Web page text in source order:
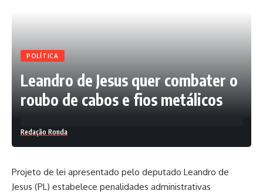
POLÍTICA
Leandro de Jesus quer combater o
roubo de cabos e fios metálicos
Redação Ronda
Projeto de lei apresentado pelo deputado Leandro de
Jesus (PL) estabelece penalidades administrativas